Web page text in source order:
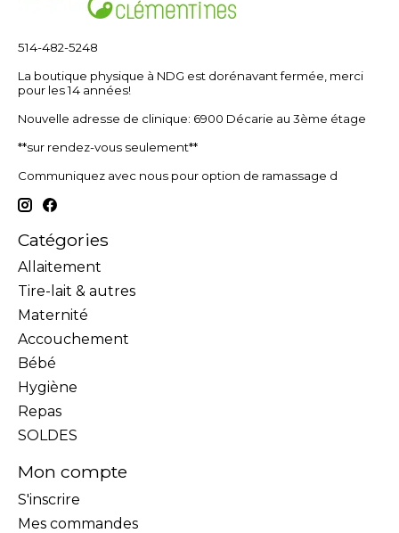
514-482-5248
La boutique physique à NDG est dorénavant fermée, merci
pour les 14 années!
Nouvelle adresse de clinique: 6900 Décarie au 3ème étage
**sur rendez-vous seulement**
Communiquez avec nous pour option de ramassage d
Catégories
Allaitement
Tire-lait & autres
Maternité
Accouchement
Bébé
Hygiène
Repas
SOLDES
Mon compte
S'inscrire
Mes commandes